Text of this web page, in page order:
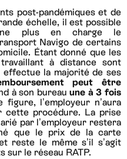
post-pandémiques et de
échelle, il est possible
plus en charge le
Navigo de certains
Étant donné que les
à distance sont
effectue la majorité de ses
peut être
à son bureauune à 3 fois
l’employeur n’aura
cette procédure. La prise
par l’employeur restera
que le prix de la carte
reste le même s’il s’agit
sur le réseau RATP.